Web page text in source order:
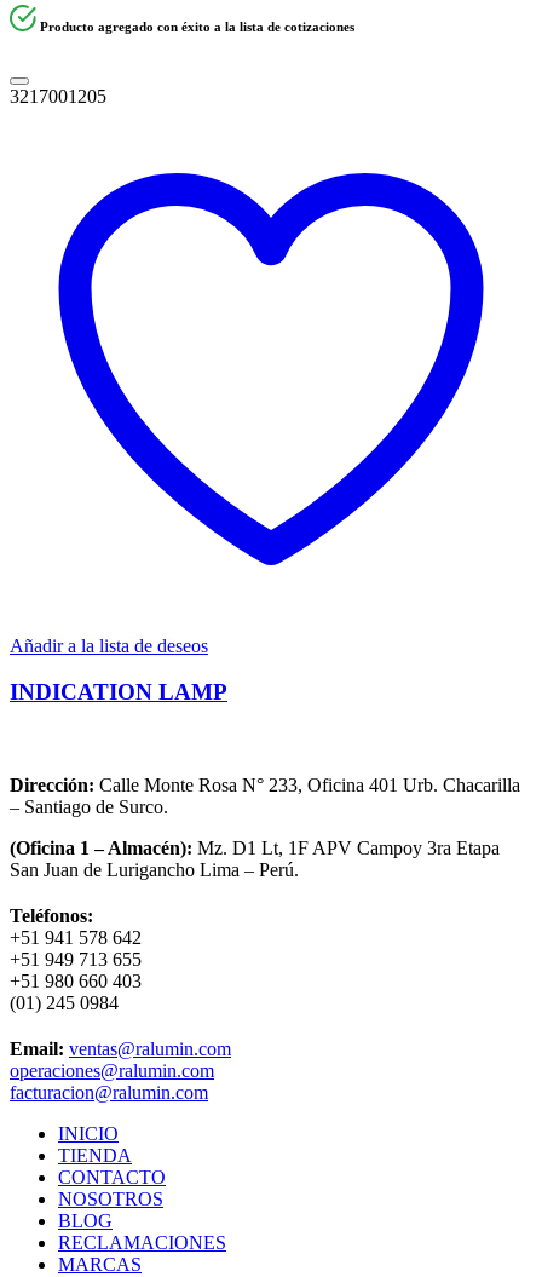
Producto agregado con éxito a la lista de cotizaciones
3217001205
Añadir a la lista de deseos
INDICATION LAMP
Dirección: Calle Monte Rosa N° 233, Oficina 401 Urb. Chacarilla
– Santiago de Surco.
(Oficina 1 – Almacén): Mz. D1 Lt, 1F APV Campoy 3ra Etapa
San Juan de Lurigancho Lima – Perú.
Teléfonos:
+51 941 578 642
+51 949 713 655
+51 980 660 403
(01) 245 0984
Email: ventas@ralumin.com
operaciones@ralumin.com
facturacion@ralumin.com
INICIO
TIENDA
CONTACTO
NOSOTROS
BLOG
RECLAMACIONES
MARCAS